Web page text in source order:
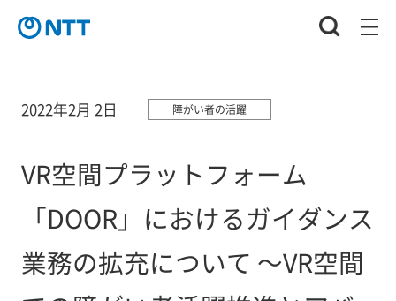
2022年2月 2日 障がい者の活躍
VR空間プラットフォーム
「DOOR」におけるガイダンス
業務の拡充について ～VR空間